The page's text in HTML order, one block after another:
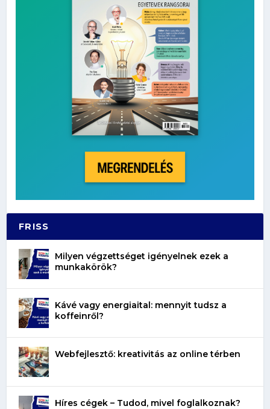
FRISS
Milyen végzettséget igényelnek ezek a
munkakörök?
Kávé vagy energiaital: mennyit tudsz a
koffeinről?
Webfejlesztő: kreativitás az online térben
Híres cégek – Tudod, mivel foglalkoznak?